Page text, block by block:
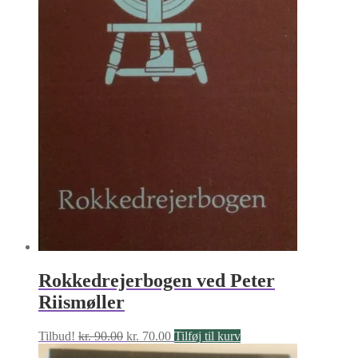
Rokkedrejerbogen ved Peter
Riismøller
Tilbud! kr.90.00 Den
oprindelige
kr. 70.00Den
aktuelle
Tilføj til kurv